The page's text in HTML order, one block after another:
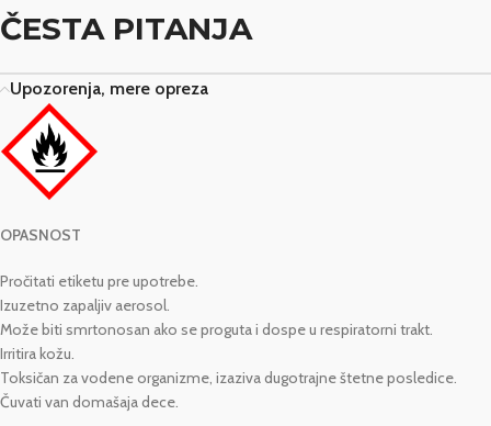
ČESTA PITANJA
Upozorenja, mere opreza
OPASNOST
Pročitati etiketu pre upotrebe.
Izuzetno zapaljiv aerosol.
Može biti smrtonosan ako se proguta i dospe u respiratorni trakt.
Irritira kožu.
Toksičan za vodene organizme, izaziva dugotrajne štetne posledice.
Čuvati van domašaja dece.